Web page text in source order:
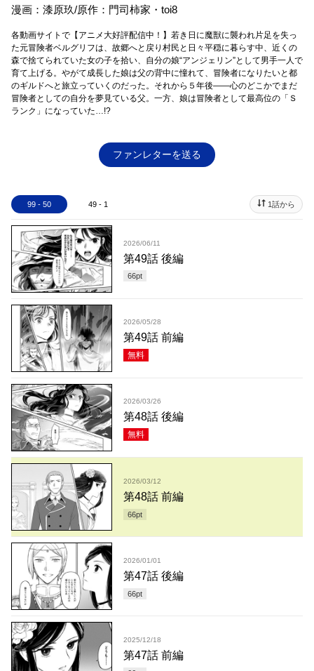
漫画：漆原玖/原作：門司柿家・toi8
各動画サイトで【アニメ大好評配信中！】若き日に魔獣に襲われ片足を失っ
た元冒険者ベルグリフは、故郷へと戻り村民と日々平穏に暮らす中、近くの
森で捨てられていた女の子を拾い、自分の娘“アンジェリン”として男手一人で
育て上げる。やがて成長した娘は父の背中に憧れて、冒険者になりたいと都
のギルドへと旅立っていくのだった。それから５年後――心のどこかでまだ
冒険者としての自分を夢見ている父。一方、娘は冒険者として最高位の「Ｓ
ランク」になっていた…!?
ファンレターを送る
99 - 50 49 - 1 1話から
2026/06/11
第49話 後編
66pt
2026/05/28
第49話 前編
無料
2026/03/26
第48話 後編
無料
2026/03/12
第48話 前編
66pt
2026/01/01
第47話 後編
66pt
2025/12/18
第47話 前編